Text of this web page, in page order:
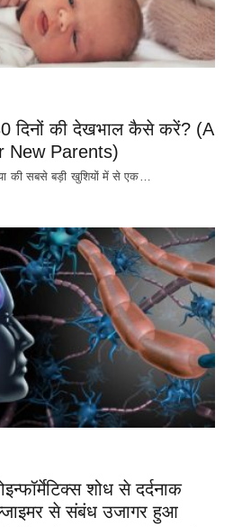
दिनों की देखभाल कैसे करें? (A
New Parents)
की सबसे बड़ी खुशियों में से एक…
शोध से दर्दनाक
से संबंध उजागर हुआ